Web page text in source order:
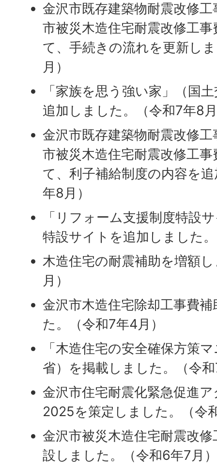
金沢市既存建築物耐震改修
市被災木造住宅耐震改修工
て、手続きの流れを更新し
月）
「家族を思う強い家」（国
追加しました。（令和7年8
金沢市既存建築物耐震改修
市被災木造住宅耐震改修工
て、利子補給制度の内容を
年8月）
「リフォーム支援制度特設
特設サイトを追加しました
木造住宅の耐震補助を増額
月）
金沢市木造住宅除却工事費
た。（令和7年4月）
「木造住宅の安全確保方策
省）を掲載しました。（令
金沢市住宅耐震化緊急促進
2025を策定しました。（令
金沢市被災木造住宅耐震改
設しました。（令和6年7月